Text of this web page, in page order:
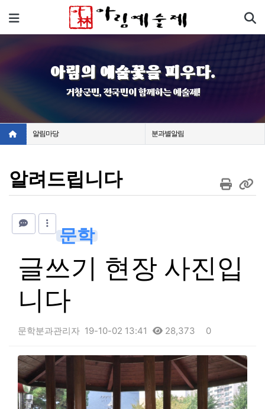
메뉴
아림의 예술꽃을 피우다.
거창군민, 전국민이 함께하는 예술제!
알림마당 분과별알림
알려드립니다
문학
글쓰기 현장 사진입
니다
문학분과관리자 19-10-02 13:41 28,373 0
본문